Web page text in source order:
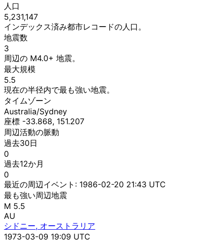
人口
5,231,147
インデックス済み都市レコードの人口。
地震数
3
周辺の M4.0+ 地震。
最大規模
5.5
現在の半径内で最も強い地震。
タイムゾーン
Australia/Sydney
座標 -33.868, 151.207
周辺活動の脈動
過去30日
0
過去12か月
0
最近の周辺イベント: 1986-02-20 21:43 UTC
最も強い周辺地震
M 5.5
AU
シドニー, オーストラリア
1973-03-09 19:09 UTC